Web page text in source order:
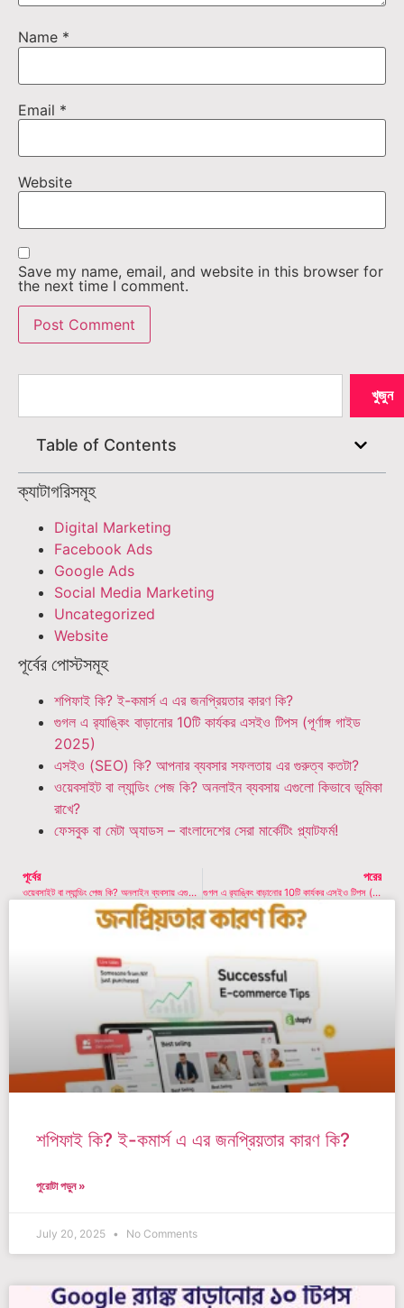
Name *
Email *
Website
Save my name, email, and website in this browser for
the next time I comment.
খুজুন
Table of Contents
ক্যাটাগরিসমূহ
Digital Marketing
Facebook Ads
Google Ads
Social Media Marketing
Uncategorized
Website
পূর্বের পোস্টসমূহ
শপিফাই কি? ই-কমার্স এ এর জনপ্রিয়তার কারণ কি?
গুগল এ র‍্যাঙ্কিং বাড়ানোর 10টি কার্যকর এসইও টিপস (পূর্ণাঙ্গ গাইড
2025)
এসইও (SEO) কি? আপনার ব্যবসার সফলতায় এর গুরুত্ব কতটা?
ওয়েবসাইট বা ল্যান্ডিং পেজ কি? অনলাইন ব্যবসায় এগুলো কিভাবে ভূমিকা
রাখে?
ফেসবুক বা মেটা অ্যাডস – বাংলাদেশের সেরা মার্কেটিং প্ল্যাটফর্ম!
পূর্বের
ওয়েবসাইট বা ল্যান্ডিং পেজ কি? অনলাইন ব্যবসায় এগুলো কিভাবে ভূমিকা রাখে?
পরের
গুগল এ র‍্যাঙ্কিং বাড়ানোর 10টি কার্যকর এসইও টিপস (পূর্ণাঙ্গ গাইড 2025)
শপিফাই কি? ই-কমার্স এ এর জনপ্রিয়তার কারণ কি?
পুরোটা পড়ুন »
July 20, 2025 No Comments